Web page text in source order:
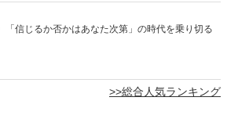
「信じるか否かはあなた次第」の時代を乗り切る
>>総合人気ランキング